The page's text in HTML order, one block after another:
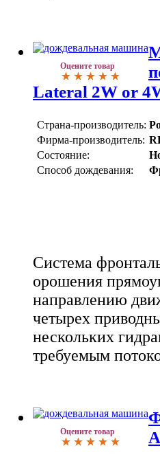
Оцените товар
Lateral 2W or
Страна-производитель:
Фирма-производитель:
Состояние:
Способ дождевания:
Система
орошения
направлению
четырех
нескольких
требуемым
Оцените товар